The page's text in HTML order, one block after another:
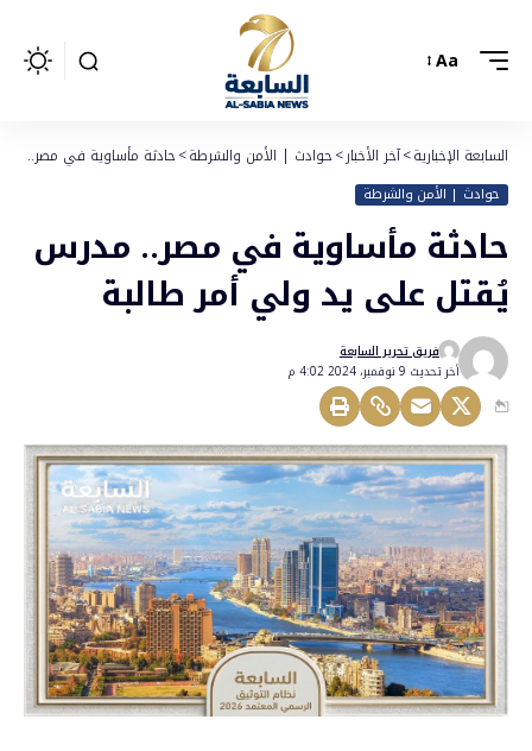
Aa
السابعة الإخبارية>آخر الأخبار>حوادث | الأمن والشرطة>حادثة مأساوية في مصر..
حوادث | الأمن والشرطة
حادثة مأساوية في مصر.. مدرس
يُقتل على يد ولي أمر طالبة
أخر تحديث 9 نوفمبر، 2024 4:02 م
فريق تحرير السابعة